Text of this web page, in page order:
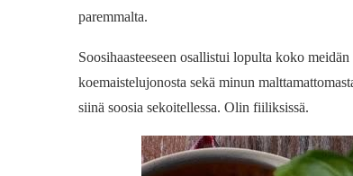
paremmalta.
Soosihaasteeseen osallistui lopulta koko
koemaistelujonosta sekä minun
siinä soosia sekoitellessa. Olin fiiliksissä.